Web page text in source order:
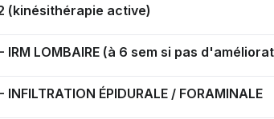
(kinésithérapie active)
IRM LOMBAIRE (à 6 sem si pas
INFILTRATION ÉPIDURALE / FORAMINALE